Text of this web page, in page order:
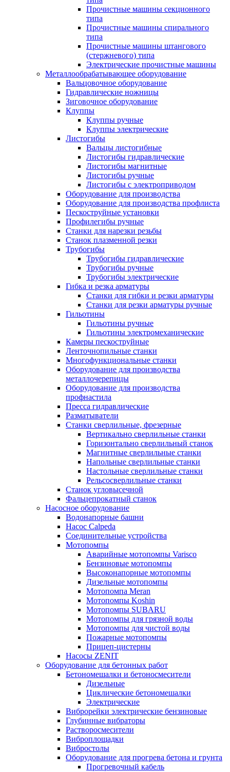
Прочистные машины секционного
типа
Прочистные машины спирального
типа
Прочистные машины штангового
(стержневого) типа
Электрические прочистные машины
Металлообрабатывающее оборудование
Вальцовочное оборудование
Гидравлические ножницы
Зиговочное оборудование
Клуппы
Клуппы ручные
Клуппы электрические
Листогибы
Вальцы листогибные
Листогибы гидравлические
Листогибы магнитные
Листогибы ручные
Листогибы с электроприводом
Оборудование для производства
Оборудование для производства профлиста
Пескоструйные установки
Профилегибы ручные
Станки для нарезки резьбы
Станок плазменной резки
Трубогибы
Трубогибы гидравлические
Трубогибы ручные
Трубогибы электрические
Гибка и резка арматуры
Станки для гибки и резки арматуры
Станки для резки арматуры ручные
Гильотины
Гильотины ручные
Гильотины электромеханические
Камеры пескоструйные
Ленточнопильные станки
Многофункциональные станки
Оборудование для производства
металлочерепицы
Оборудование для производства
профнастила
Пресса гидравлические
Разматыватели
Станки сверлильные, фрезерные
Вертикально сверлильные станки
Горизонтально сверлильный станок
Магнитные сверлильные станки
Напольные сверлильные станки
Настольные сверлильные станки
Рельсосверлильные станки
Станок угловысечной
Фальцепрокатный станок
Насосное оборудование
Водонапорные башни
Насос Calpeda
Соединительные устройства
Мотопомпы
Аварийные мотопомпы Varisco
Бензиновые мотопомпы
Высоконапорные мотопомпы
Дизельные мотопомпы
Мотопомпа Meran
Мотопомпы Koshin
Мотопомпы SUBARU
Мотопомпы для грязной воды
Мотопомпы для чистой воды
Пожарные мотопомпы
Прицеп-цистерны
Насосы ZENIT
Оборудование для бетонных работ
Бетономешалки и бетоносмесители
Дизельные
Циклические бетономешалки
Электрические
Виброрейки электрические бензиновые
Глубинные вибраторы
Растворосмесители
Виброплощадки
Вибростолы
Оборудование для прогрева бетона и грунта
Прогревочный кабель